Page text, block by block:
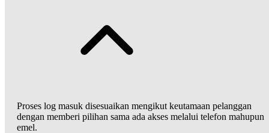
Proses log masuk disesuaikan mengikut keutamaan pelanggan
dengan memberi pilihan sama ada akses melalui telefon mahupun
emel.